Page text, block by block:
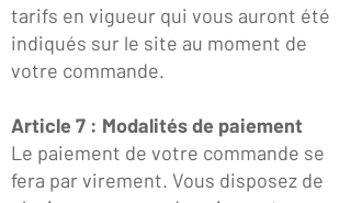
tarifs en vigueur qui vous auront été
indiqués sur le site au moment de
votre commande.
Article 7 : Modalités de paiement
Le paiement de votre commande se
fera par virement. Vous disposez de